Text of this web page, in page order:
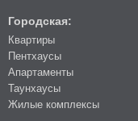
Городская:
Квартиры
Пентхаусы
Апартаменты
Таунхаусы
Жилые комплексы